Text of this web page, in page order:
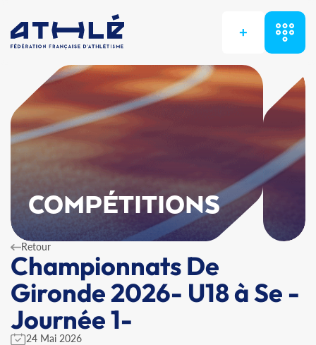
+
COMPÉTITIONS
Retour
Championnats De
Gironde 2026- U18 à Se -
Journée 1-
24 Mai 2026